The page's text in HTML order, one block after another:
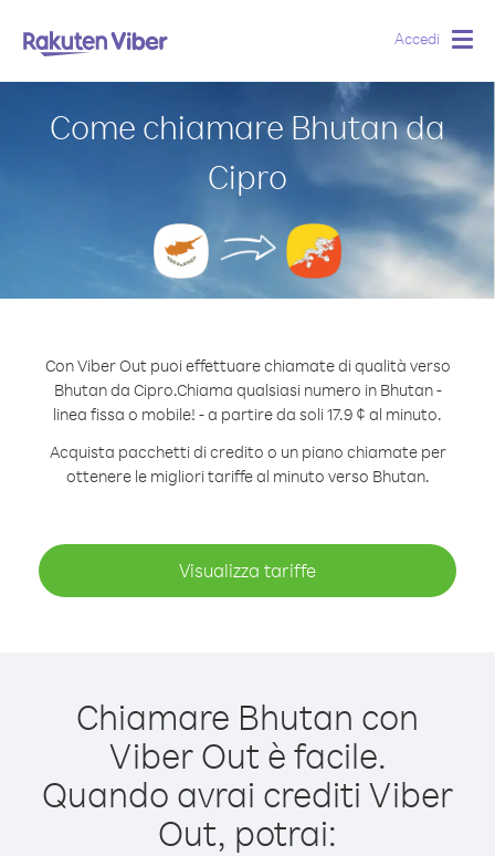
Accedi
Come chiamare Bhutan da
Cipro
Con Viber Out puoi effettuare chiamate di qualità verso
Bhutan da Cipro.Chiama qualsiasi numero in Bhutan -
linea fissa o mobile! - a partire da soli 17.9 ¢ al minuto.
Acquista pacchetti di credito o un piano chiamate per
ottenere le migliori tariffe al minuto verso Bhutan.
Visualizza tariffe
Chiamare Bhutan con
Viber Out è facile.
Quando avrai crediti Viber
Out, potrai: